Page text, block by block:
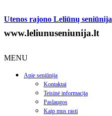
Utenos rajono Leliūnų seniūnija
www.leliunuseniunija.lt
MENU
Apie seniūniją
Kontaktai
Teisinė informacija
Paslaugos
Kaip mus rasti